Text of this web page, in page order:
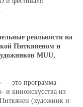
реальности на
Питкяненом и
MUU,
— это программа
и киноискусства из
(художник и